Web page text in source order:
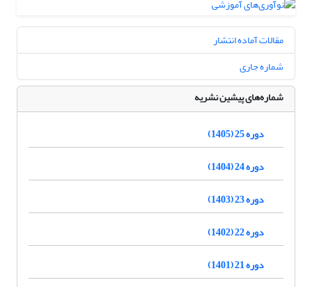
مقالات آماده انتشار
شماره جاری
شماره‌های پیشین نشریه
دوره 25 (1405)
دوره 24 (1404)
دوره 23 (1403)
دوره 22 (1402)
دوره 21 (1401)